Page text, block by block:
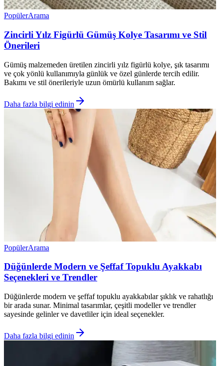
PopülerArama
Zincirli Yılz Figürlü Gümüş Kolye Tasarımı ve Stil
Önerileri
Gümüş malzemeden üretilen zincirli yılz figürlü kolye, şık tasarımı
ve çok yönlü kullanımıyla günlük ve özel günlerde tercih edilir.
Bakımı ve stil önerileriyle uzun ömürlü kullanım sağlar.
Daha fazla bilgi edinin
PopülerArama
Düğünlerde Modern ve Şeffaf Topuklu Ayakkabı
Seçenekleri ve Trendler
Düğünlerde modern ve şeffaf topuklu ayakkabılar şıklık ve rahatlığı
bir arada sunar. Minimal tasarımlar, çeşitli modeller ve trendler
sayesinde gelinler ve davetliler için ideal seçenekler.
Daha fazla bilgi edinin